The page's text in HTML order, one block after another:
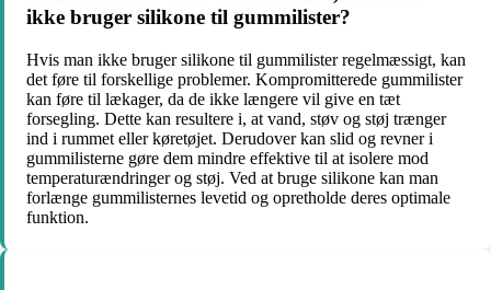
ikke bruger silikone til gummilister?
Hvis man ikke bruger silikone til gummilister regelmæssigt, kan
det føre til forskellige problemer. Kompromitterede gummilister
kan føre til lækager, da de ikke længere vil give en tæt
forsegling. Dette kan resultere i, at vand, støv og støj trænger
ind i rummet eller køretøjet. Derudover kan slid og revner i
gummilisterne gøre dem mindre effektive til at isolere mod
temperaturændringer og støj. Ved at bruge silikone kan man
forlænge gummilisternes levetid og opretholde deres optimale
funktion.